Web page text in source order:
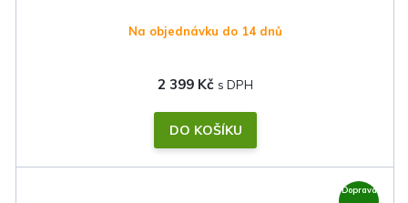
Na objednávku do 14 dnů
2 399 Kč
DO KOŠÍKU
Doprava